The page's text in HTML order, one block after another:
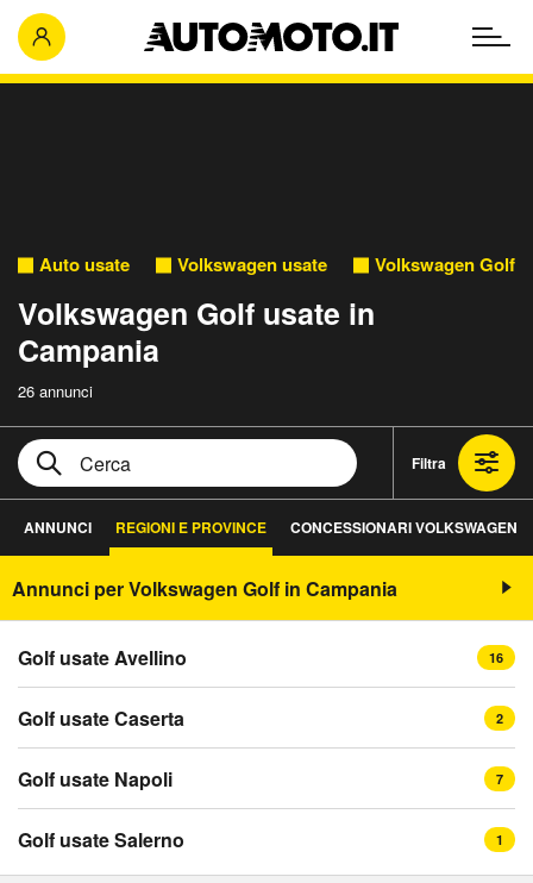
Auto usate Volkswagen usate Volkswagen Golf
Volkswagen Golf usate in
Campania
26 annunci
Filtra
ANNUNCI REGIONI E PROVINCE CONCESSIONARI VOLKSWAGEN
Annunci per Volkswagen Golf in Campania
Golf usate Avellino 16
Golf usate Caserta 2
Golf usate Napoli 7
Golf usate Salerno 1